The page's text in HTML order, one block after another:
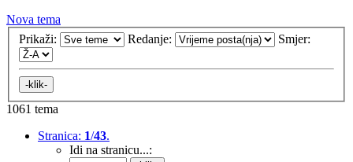
Nova tema
Prikaži:
Redanje: Smjer:
1061 tema
Stranica: 1/43.
Idi na stranicu...: